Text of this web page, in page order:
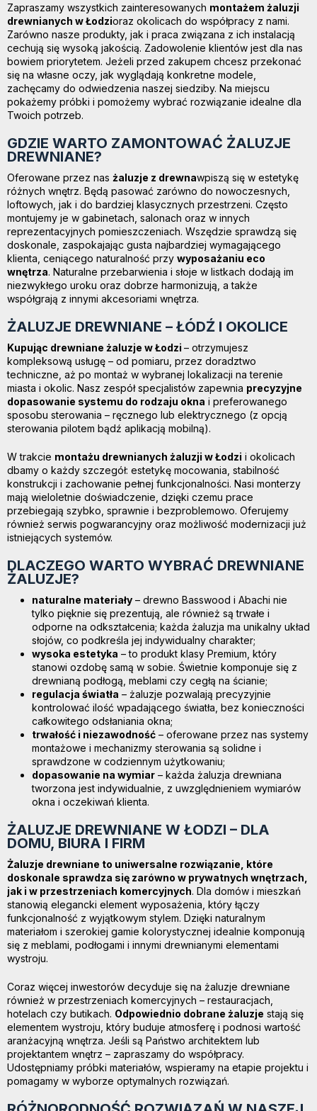
Zapraszamy wszystkich zainteresowanych montażem żaluzji
drewnianych w Łodzioraz okolicach do współpracy z nami.
Zarówno nasze produkty, jak i praca związana z ich instalacją
cechują się wysoką jakością. Zadowolenie klientów jest dla nas
bowiem priorytetem. Jeżeli przed zakupem chcesz przekonać
się na własne oczy, jak wyglądają konkretne modele,
zachęcamy do odwiedzenia naszej siedziby. Na miejscu
pokażemy próbki i pomożemy wybrać rozwiązanie idealne dla
Twoich potrzeb.
GDZIE WARTO ZAMONTOWAĆ ŻALUZJE
DREWNIANE?
Oferowane przez nas żaluzje z drewnawpiszą się w estetykę
różnych wnętrz. Będą pasować zarówno do nowoczesnych,
loftowych, jak i do bardziej klasycznych przestrzeni. Często
montujemy je w gabinetach, salonach oraz w innych
reprezentacyjnych pomieszczeniach. Wszędzie sprawdzą się
doskonale, zaspokajając gusta najbardziej wymagającego
klienta, ceniącego naturalność przy wyposażaniu eco
wnętrza. Naturalne przebarwienia i słoje w listkach dodają im
niezwykłego uroku oraz dobrze harmonizują, a także
współgrają z innymi akcesoriami wnętrza.
ŻALUZJE DREWNIANE – ŁÓDŹ I OKOLICE
Kupując drewniane żaluzje w Łodzi – otrzymujesz
kompleksową usługę – od pomiaru, przez doradztwo
techniczne, aż po montaż w wybranej lokalizacji na terenie
miasta i okolic. Nasz zespół specjalistów zapewnia precyzyjne
dopasowanie systemu do rodzaju okna i preferowanego
sposobu sterowania – ręcznego lub elektrycznego (z opcją
sterowania pilotem bądź aplikacją mobilną).
W trakcie montażu drewnianych żaluzji w Łodzi i okolicach
dbamy o każdy szczegół: estetykę mocowania, stabilność
konstrukcji i zachowanie pełnej funkcjonalności. Nasi monterzy
mają wieloletnie doświadczenie, dzięki czemu prace
przebiegają szybko, sprawnie i bezproblemowo. Oferujemy
również serwis pogwarancyjny oraz możliwość modernizacji już
istniejących systemów.
DLACZEGO WARTO WYBRAĆ DREWNIANE
ŻALUZJE?
naturalne materiały – drewno Basswood i Abachi nie
tylko pięknie się prezentują, ale również są trwałe i
odporne na odkształcenia; każda żaluzja ma unikalny układ
słojów, co podkreśla jej indywidualny charakter;
wysoka estetyka – to produkt klasy Premium, który
stanowi ozdobę samą w sobie. Świetnie komponuje się z
drewnianą podłogą, meblami czy cegłą na ścianie;
regulacja światła – żaluzje pozwalają precyzyjnie
kontrolować ilość wpadającego światła, bez konieczności
całkowitego odsłaniania okna;
trwałość i niezawodność – oferowane przez nas systemy
montażowe i mechanizmy sterowania są solidne i
sprawdzone w codziennym użytkowaniu;
dopasowanie na wymiar – każda żaluzja drewniana
tworzona jest indywidualnie, z uwzględnieniem wymiarów
okna i oczekiwań klienta.
ŻALUZJE DREWNIANE W ŁODZI – DLA
DOMU, BIURA I FIRM
Żaluzje drewniane to uniwersalne rozwiązanie, które
doskonale sprawdza się zarówno w prywatnych wnętrzach,
jak i w przestrzeniach komercyjnych. Dla domów i mieszkań
stanowią elegancki element wyposażenia, który łączy
funkcjonalność z wyjątkowym stylem. Dzięki naturalnym
materiałom i szerokiej gamie kolorystycznej idealnie komponują
się z meblami, podłogami i innymi drewnianymi elementami
wystroju.
Coraz więcej inwestorów decyduje się na żaluzje drewniane
również w przestrzeniach komercyjnych – restauracjach,
hotelach czy butikach. Odpowiednio dobrane żaluzje stają się
elementem wystroju, który buduje atmosferę i podnosi wartość
aranżacyjną wnętrza. Jeśli są Państwo architektem lub
projektantem wnętrz – zapraszamy do współpracy.
Udostępniamy próbki materiałów, wspieramy na etapie projektu i
pomagamy w wyborze optymalnych rozwiązań.